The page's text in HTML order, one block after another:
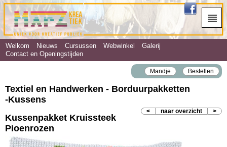
Welkom Nieuws Cursussen Webwinkel
Galerij
Contact en Openingstijden
Mandje Bestellen
Textiel en Handwerken - Borduurpakketten
‐Kussens
< naar overzicht >
Kussenpakket Kruissteek
Pioenrozen